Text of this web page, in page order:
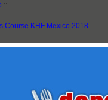
::
Course KHF Mexico 2018